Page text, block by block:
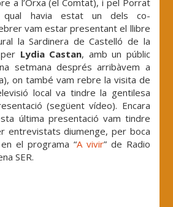
a l’Orxa (el Comtat), i pel Porrat
havia estat un dels co-
vam estar presentant el llibre
la Sardinera de Castelló de la
Lydia Castan, amb un públic
setmana després arribàvem a
on també vam rebre la visita de
local va tindre la gentilesa
(següent vídeo). Encara
última presentació vam tindre
entrevistats diumenge, per boca
el programa “A vivir” de Radio
SER.